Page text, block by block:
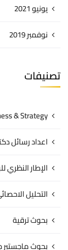
يونيو 2021
نوفمبر 2019
تصنيفات
& Strategy
اعداد رسائل
الإطار النظري
التحليل
بحوث ترقية
بحوث ماجستير